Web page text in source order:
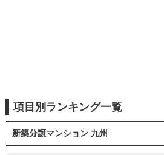
項目別ランキング一覧
新築分譲マンション 九州